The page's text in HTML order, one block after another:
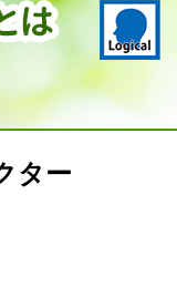
ター